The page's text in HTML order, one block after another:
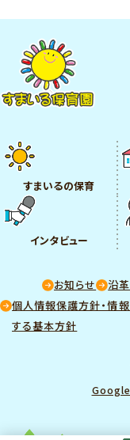
すまいるの保育
インタビュー
お知らせ 沿革
個人情報保護方針・情
する基本方針
Google